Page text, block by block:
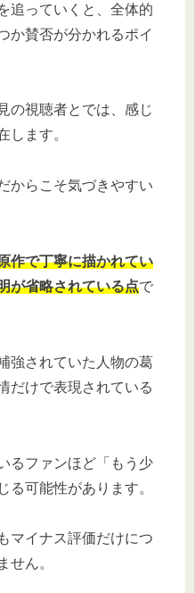
追っていくと、全体的
か賛否が分かれるポイ
の視聴者とでは、感じ
します。
からこそ気づきやすい
作で丁寧に描かれてい
が省略されている点で
強されていた人物の葛
だけで表現されている
るファンほど「もう少
る可能性があります。
マイナス評価だけにつ
せん。